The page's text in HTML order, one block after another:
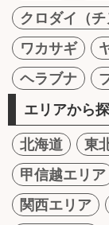
クロダイ（チ
ワカサギ
ヘラブナ
エリアから
北海道 東
甲信越エリア
関西エリア